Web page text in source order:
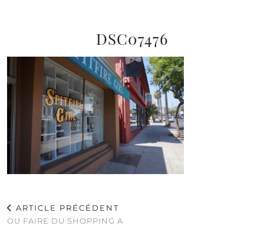
DSC07476
ARTICLE PRÉCÉDENT
OU FAIRE DU SHOPPING A